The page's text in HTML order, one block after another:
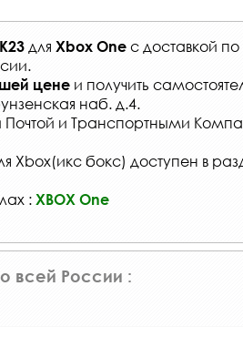
для Xbox One с доставкой
.
цене и получить
наб. д.4.
Почтой и Транспортными
Xbox(икс бокс) доступен в
: XBOX One
всей России :